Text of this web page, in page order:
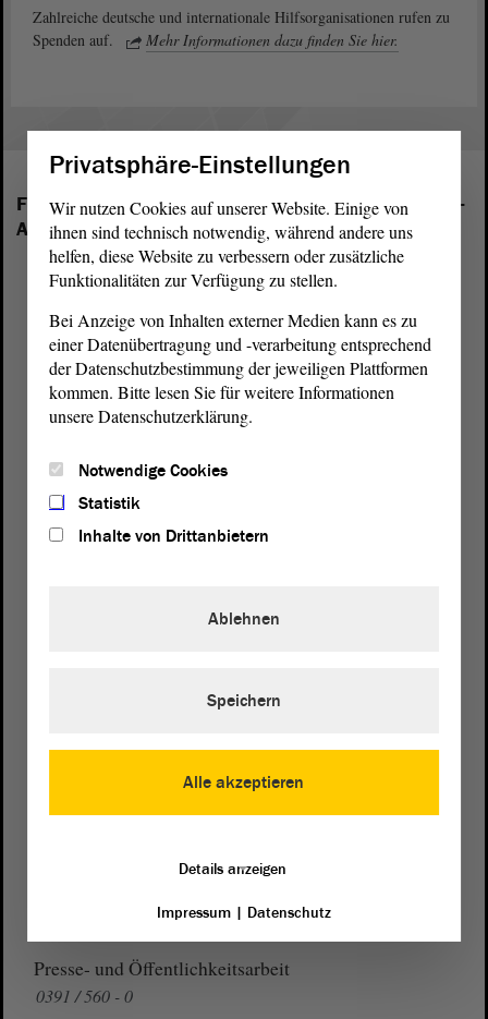
Zahlreiche deutsche und internationale Hilfsorganisationen rufen zu
Spenden auf.
Mehr Informationen dazu finden Sie hier.
Folgende Fraktionen sind im Landtag von Sachsen-
Anhalt vertreten:
0391 / 560 - 1123
Presse- und Öffentlichkeitsarbeit
0391 / 560 - 0
Privatsphäre-Einstellungen
Wir nutzen Cookies auf unserer Website. Einige von
ihnen sind technisch notwendig, während andere uns
helfen, diese Website zu verbessern oder zusätzliche
Funktionalitäten zur Verfügung zu stellen.
Bei Anzeige von Inhalten externer Medien kann es zu
einer Datenübertragung und -verarbeitung entsprechend
der Datenschutzbestimmung der jeweiligen Plattformen
kommen. Bitte lesen Sie für weitere Informationen
unsere Datenschutzerklärung.
Notwendige Cookies
Statistik
Inhalte von Drittanbietern
Alle akzeptieren
Ablehnen
Speichern
Details anzeigen
Impressum| Datenschutz